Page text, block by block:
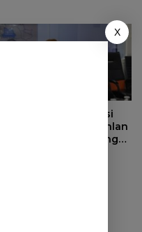
Apresiasi Transformasi
Digital Sumedang, Dahlan
Iskan Dorong ASN Bangun
X